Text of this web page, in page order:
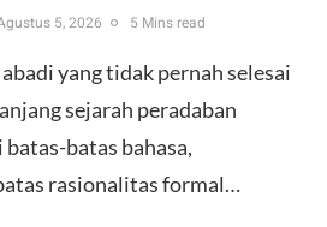
5, 2026 5 Mins read
yang tidak pernah selesai
sejarah peradaban
batas bahasa,
rasionalitas formal…